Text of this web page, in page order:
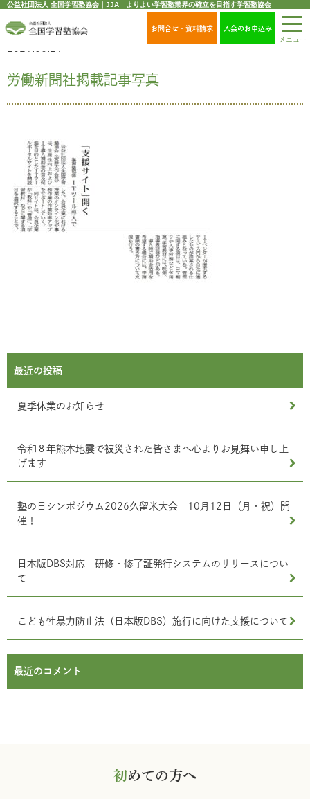
公益社団法人 全国学習塾協会｜JJA よりよい学習塾業界の確立を目指す学習塾協会
お問合せ・資料請求
入会のお申込み
メニュー
2021.06.21
労働新聞社掲載記事写真
最近の投稿
夏季休業のお知らせ
令和８年熊本地震で被災された皆さまへ心よりお見舞い申し上
げます
塾の日シンポジウム2026久留米大会 10月12日（月・祝）開
催！
日本版DBS対応 研修・修了証発行システムのリリースについ
て
こども性暴力防止法（日本版DBS）施行に向けた支援について
最近のコメント
初めての方へ